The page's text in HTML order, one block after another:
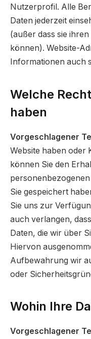
Nutzerprofil. Alle
Daten jederzeit
(außer dass sie
können). Website-
Informationen auch
Welche
haben
Vorgeschlagener
Website haben oder
können Sie den
Sie gespeichert
Sie uns zur
auch verlangen,
Daten, die wir über
Hiervon
Aufbewahrung wir
oder
Wohin Ihre
Vorgeschlagener